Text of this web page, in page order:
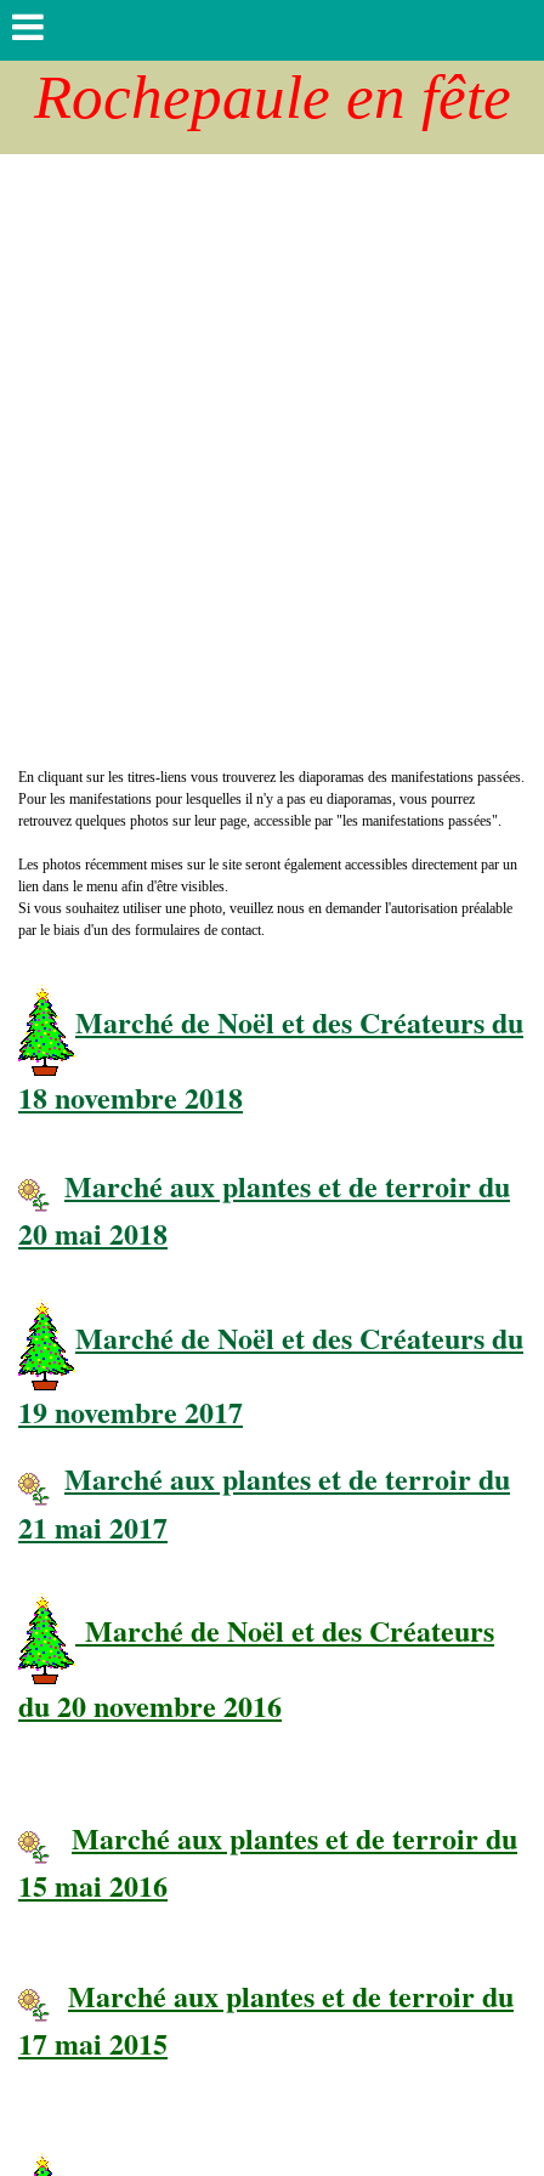
Rochepaule en fête
En cliquant sur les titres-liens vous trouverez les diaporamas des manifestations passées.
Pour les manifestations pour lesquelles il n'y a pas eu diaporamas, vous pourrez
retrouvez quelques photos sur leur page, accessible par "les manifestations passées".
Les photos récemment mises sur le site seront également accessibles directement par un
lien dans le menu afin d'être visibles.
Si vous souhaitez utiliser une photo, veuillez nous en demander l'autorisation préalable
par le biais d'un des formulaires de contact.
Marché de Noël et des Créateurs du
18 novembre 2018
Marché aux plantes et de terroir du
20 mai 2018
Marché de Noël et des Créateurs du
19 novembre 2017
Marché aux plantes et de terroir du
21 mai 2017
Marché de Noël et des Créateurs
du 20 novembre 2016
Marché aux plantes et de terroir du
15 mai 2016
Marché aux plantes et de terroir du
17 mai 2015